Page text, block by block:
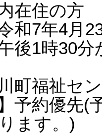
在住の方
和7年4月
分から
町福祉セ
予約優先
ます。)